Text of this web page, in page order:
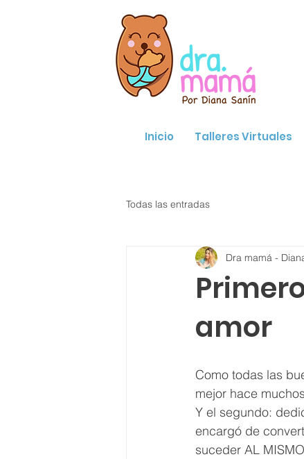
Inicio Talleres Virtuales
Todas las entradas
amor
Dra mamá -
Como todas las
mejor hace
Y el segundo:
encargó de
suceder AL